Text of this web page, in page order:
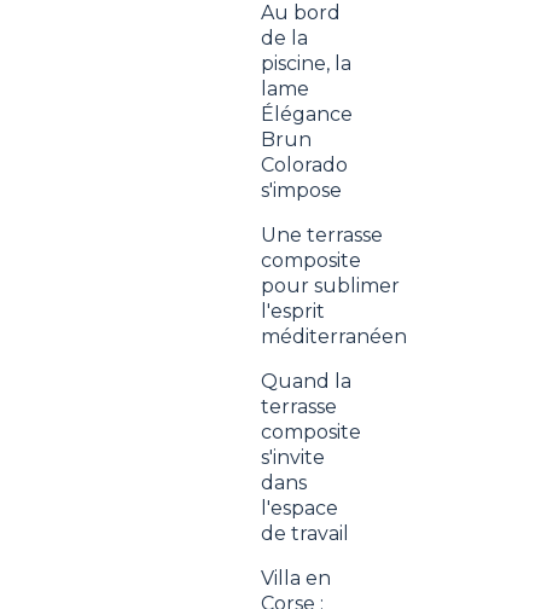
Au bord
de la
piscine, la
lame
Élégance
Brun
Colorado
s'impose
Une terrasse
composite
pour sublimer
l'esprit
méditerranéen
Quand la
terrasse
composite
s'invite
dans
l'espace
de travail
Villa en
Corse :